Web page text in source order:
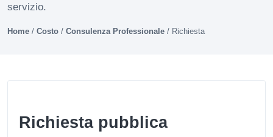
servizio.
Home / Costo / Consulenza Professionale / Richiesta
Richiesta pubblica